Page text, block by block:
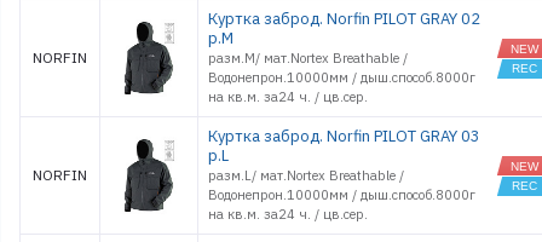
NORFIN
Куртка заброд. Norfin PILOT GRAY 02
р.M
разм.M/ мат.Nortex Breathable /
Водонепрон.10000мм / дыш.способ.8000г
на кв.м. за24 ч. / цв.сер.
NORFIN
Куртка заброд. Norfin PILOT GRAY 03
р.L
разм.L/ мат.Nortex Breathable /
Водонепрон.10000мм / дыш.способ.8000г
на кв.м. за24 ч. / цв.сер.